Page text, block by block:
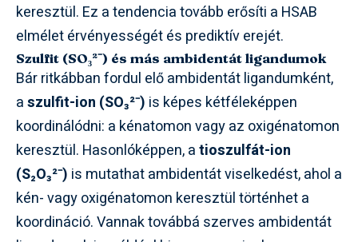
keresztül. Ez a tendencia tovább erősíti a HSAB
elmélet érvényességét és prediktív erejét.
Szulfit (SO₃²⁻) és más ambidentát ligandumok
Bár ritkábban fordul elő ambidentát ligandumként,
aszulfit-ion (SO₃²⁻) is képes kétféleképpen
koordinálódni: a kénatomon vagy az oxigénatomon
keresztül. Hasonlóképpen, atioszulfát-ion
(S₂O₃²⁻) is mutathat ambidentát viselkedést, ahol a
kén- vagy oxigénatomon keresztül történhet a
koordináció. Vannak továbbá szerves ambidentát